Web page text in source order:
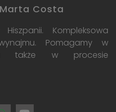
Costa
Kompleksowa
Pomagamy w
także w procesie